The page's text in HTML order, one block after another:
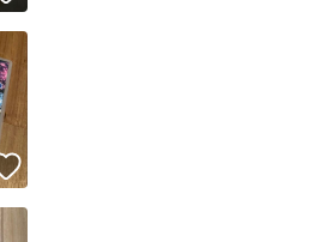
いいね！